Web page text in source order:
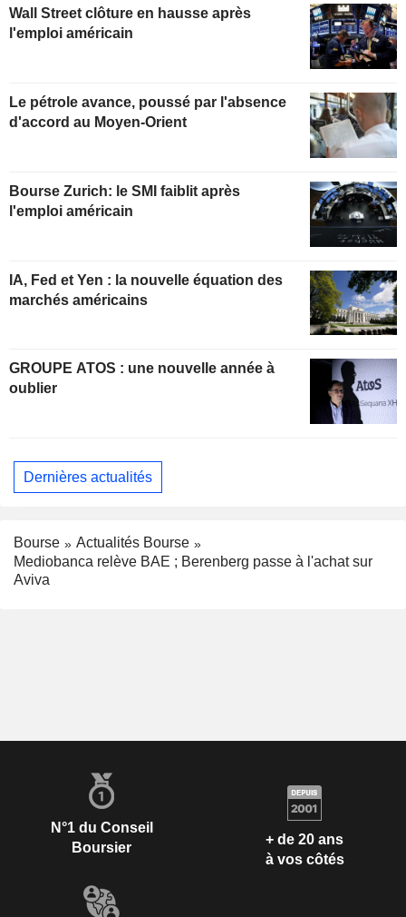
Wall Street clôture en hausse après
l'emploi américain
Le pétrole avance, poussé par l'absence
d'accord au Moyen-Orient
Bourse Zurich: le SMI faiblit après
l'emploi américain
IA, Fed et Yen : la nouvelle équation des
marchés américains
GROUPE ATOS : une nouvelle année à
oublier
Dernières actualités
Bourse
Actualités Bourse
Mediobanca relève BAE ; Berenberg passe à l'achat sur
Aviva
N°1 du Conseil
Boursier
+ de 20 ans
à vos côtés